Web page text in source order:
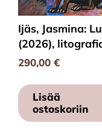
Ijäs, Jasmina:
(2026),
290,00 €
Lisää
ostoskoriin